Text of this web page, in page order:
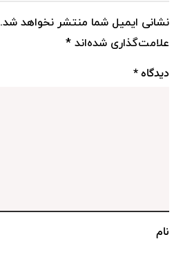
نشانی ایمیل شما منتشر نخواهد شد.
علامت‌گذاری شده‌اند *
دیدگاه*
نام